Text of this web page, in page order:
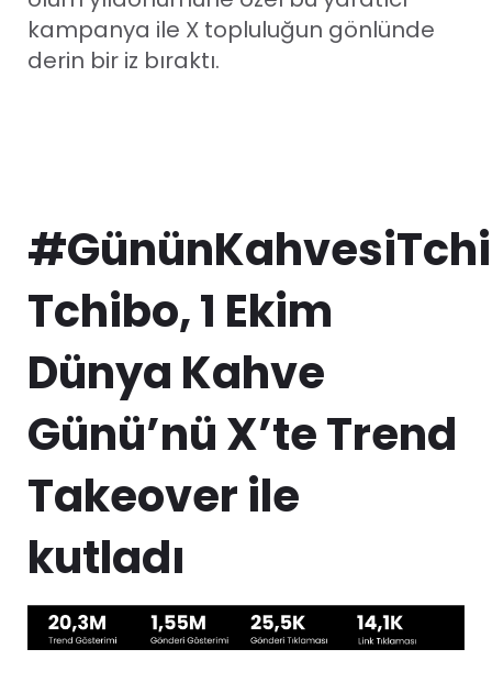
kampanya ile X topluluğun gönlünde
derin bir iz bıraktı.
Tchibo, 1 Ekim
Dünya Kahve
Günü’nü X’te Trend
Takeover ile
kutladı